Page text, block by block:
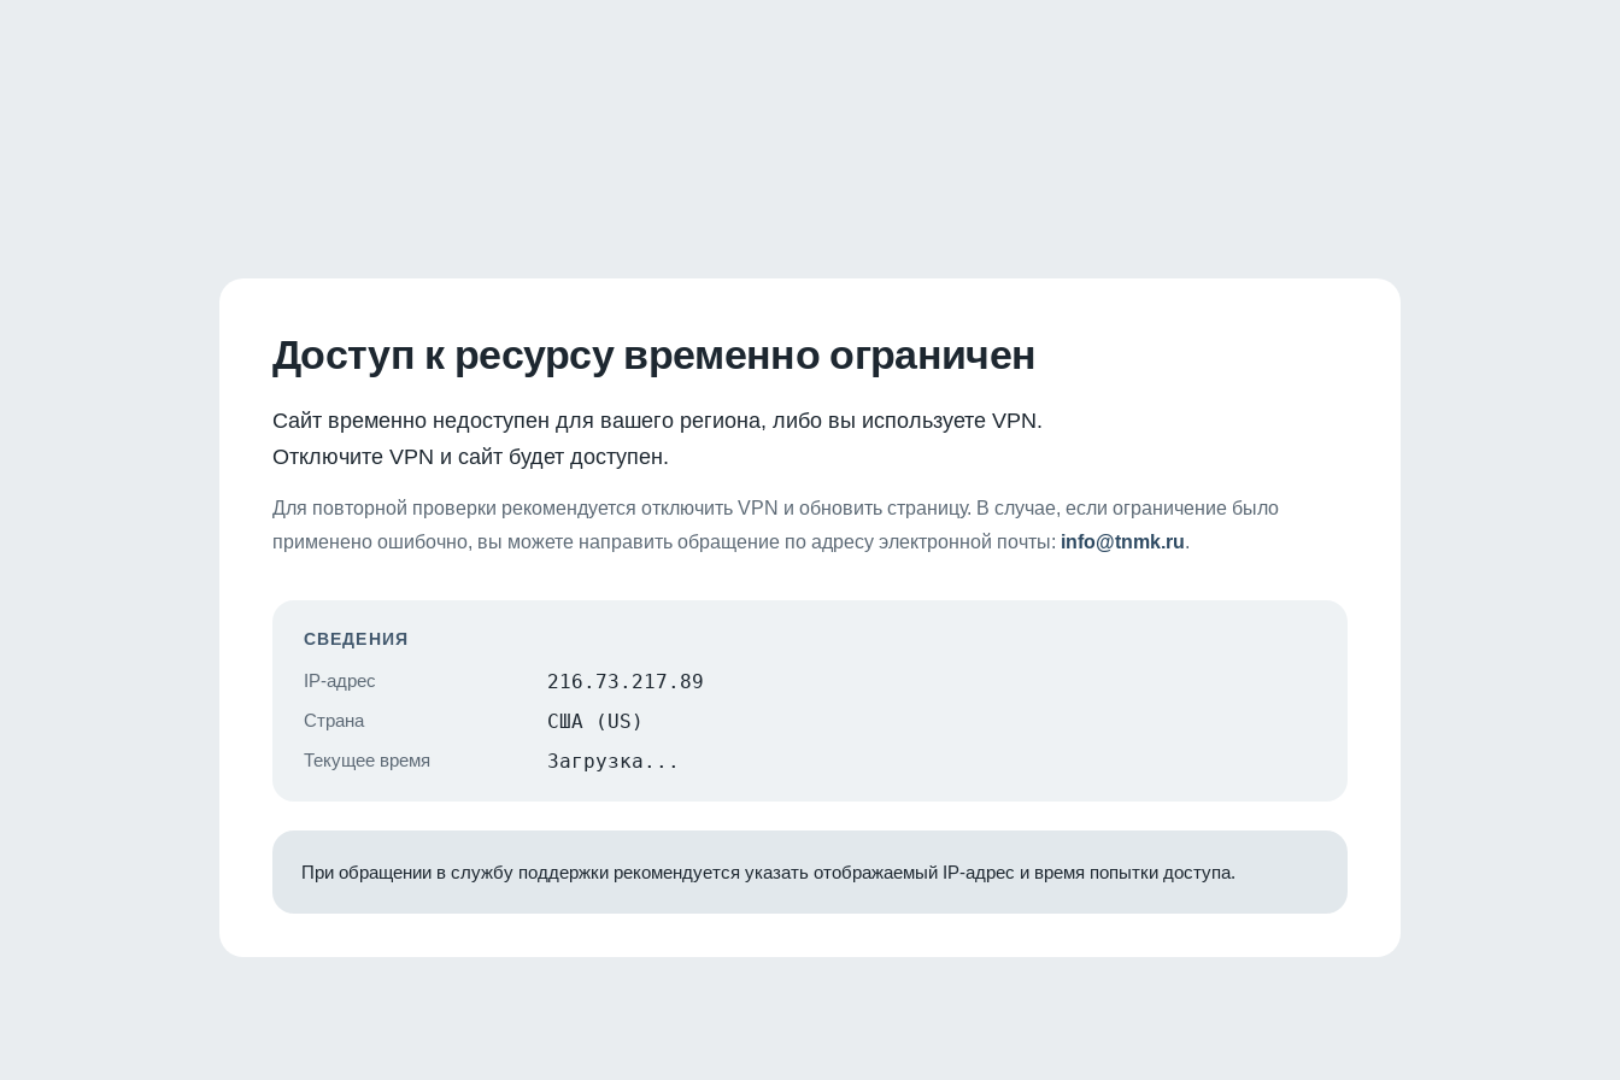
Доступ к ресурсу временно ограничен
Сайт временно недоступен для вашего региона, либо вы используете VPN.
Отключите VPN и сайт будет доступен.
Для повторной проверки рекомендуется отключить VPN и обновить страницу. В случае, если ограничение было
применено ошибочно, вы можете направить обращение по адресу электронной почты: info@tnmk.ru.
СВЕДЕНИЯ
IP-адрес 216.73.217.89
Страна США (US)
Текущее время Загрузка...
При обращении в службу поддержки рекомендуется указать отображаемый IP-адрес и время попытки доступа.